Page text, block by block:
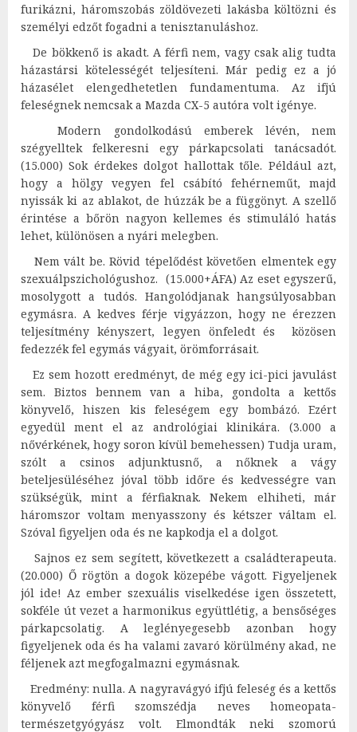
furikázni, háromszobás zöldövezeti lakásba költözni és
személyi edzőt fogadni a tenisztanuláshoz.
De bökkenő is akadt. A férfi nem, vagy csak alig tudta
házastársi kötelességét teljesíteni. Már pedig ez a jó
házasélet elengedhetetlen fundamentuma. Az ifjú
feleségnek nemcsak a Mazda CX-5 autóra volt igénye.
Modern gondolkodású emberek lévén, nem
szégyelltek felkeresni egy párkapcsolati tanácsadót.
(15.000) Sok érdekes dolgot hallottak tőle. Például azt,
hogy a hölgy vegyen fel csábító fehérneműt, majd
nyissák ki az ablakot, de húzzák be a függönyt. A szellő
érintése a bőrön nagyon kellemes és stimuláló hatás
lehet, különösen a nyári melegben.
Nem vált be. Rövid tépelődést követően elmentek egy
szexuálpszichológushoz. (15.000+ÁFA) Az eset egyszerű,
mosolygott a tudós. Hangolódjanak hangsúlyosabban
egymásra. A kedves férje vigyázzon, hogy ne érezzen
teljesítmény kényszert, legyen önfeledt és közösen
fedezzék fel egymás vágyait, örömforrásait.
Ez sem hozott eredményt, de még egy ici-pici javulást
sem. Biztos bennem van a hiba, gondolta a kettős
könyvelő, hiszen kis feleségem egy bombázó. Ezért
egyedül ment el az andrológiai klinikára. (3.000 a
nővérkének, hogy soron kívül bemehessen) Tudja uram,
szólt a csinos adjunktusnő, a nőknek a vágy
beteljesüléséhez jóval több időre és kedvességre van
szükségük, mint a férfiaknak. Nekem elhiheti, már
háromszor voltam menyasszony és kétszer váltam el.
Szóval figyeljen oda és ne kapkodja el a dolgot.
Sajnos ez sem segített, következett a családterapeuta.
(20.000) Ő rögtön a dogok közepébe vágott. Figyeljenek
jól ide! Az ember szexuális viselkedése igen összetett,
sokféle út vezet a harmonikus együttlétig, a bensőséges
párkapcsolatig. A leglényegesebb azonban hogy
figyeljenek oda és ha valami zavaró körülmény akad, ne
féljenek azt megfogalmazni egymásnak.
Eredmény: nulla. A nagyravágyó ifjú feleség és a kettős
könyvelő férfi szomszédja neves homeopata-
természetgyógyász volt. Elmondták neki szomorú